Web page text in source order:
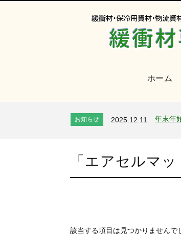
ホーム
お知らせ 2025.12.11 年末年
お知らせ 2024.2.27 オンラ
お知らせ 2024.2.27 オンライ
「 エアセルマ
該当する項目は見つかりませんで